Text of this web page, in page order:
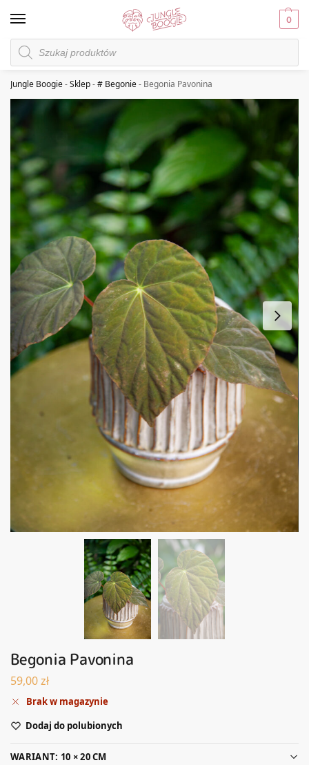
0
Jungle Boogie-Sklep-# Begonie- Begonia Pavonina
Begonia Pavonina
59,00zł
Brak w magazynie
Dodaj do polubionych
WARIANT: 10 × 20 CM